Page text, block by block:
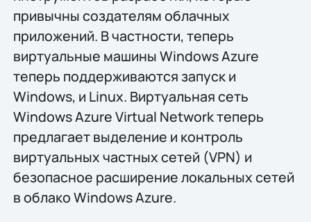
привычны создателям облачных
приложений. В частности, теперь
виртуальные машины Windows Azure
теперь поддерживаются запуск и
Windows, и Linux. Виртуальная сеть
Windows Azure Virtual Network теперь
предлагает выделение и контроль
виртуальных частных сетей (VPN) и
безопасное расширение локальных сетей
в облако Windows Azure.